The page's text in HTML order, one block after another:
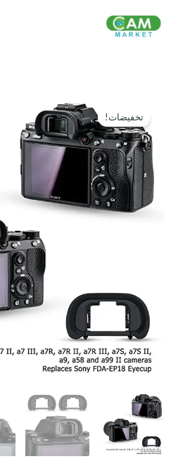
تخفيضات!
السعر
الأصلي
هو:
EGP125.
السعر
الحالي
VIEW
FINDER
D7100